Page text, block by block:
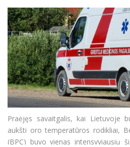
Praėjęs savaitgalis, kai Lietuvoje
aukšti oro temperatūros rodikliai,
(BPC) buvo vienas intensyviausių